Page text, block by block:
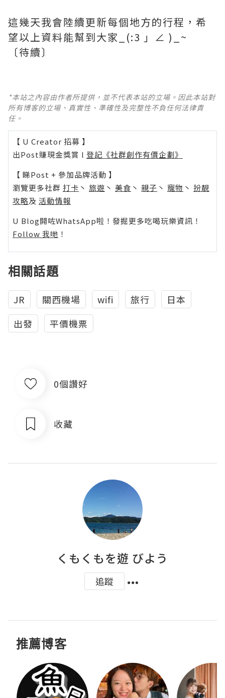
這幾天我會陸續更新每個地方的行程，希
望以上資料能幫到大家_(:3 」∠ )_~
〔待續〕
*本站之內容由作者所提供，並不代表本站的立場。因此本站對
所有博客的立場、真實性、準確性及完整性不負任何法律責
任。
【 U Creator 招募 】
出Post賺現金獎賞 l 登記《社群創作有價企劃》
【 睇Post + 參加品牌活動 】
瀏覽更多社群 打卡 丶 旅遊 丶 美食 丶 親子 丶 寵物 丶 扮靚
攻略及 活動情報
U Blog開咗WhatsApp啦！發掘更多吃喝玩樂資訊！
Follow 我哋 ！
相關話題
JR 關西機場 wifi 旅行
日本
出發
平價機票
0個讚好
收藏
くもくもを遊 びよう
追蹤
推薦博客